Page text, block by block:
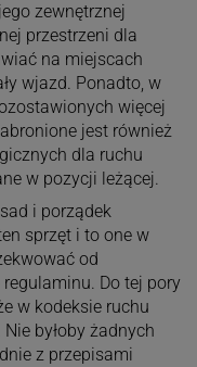
zewnętrznej
przestrzeni dla
na miejscach
wjazd. Ponadto, w
więcej
jest również
dla ruchu
w pozycji leżącej.
i porządek
sprzęt i to one w
od
Do tej pory
w kodeksie ruchu
byłoby żadnych
z przepisami